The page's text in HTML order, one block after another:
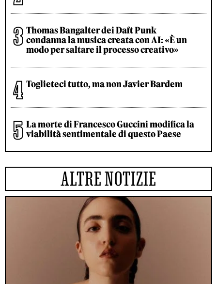
Thomas Bangalter dei Daft Punk
condanna la musica creata con AI: «È un
modo per saltare il processo creativo»
Toglieteci tutto, ma non Javier Bardem
La morte di Francesco Guccini modifica la
viabilità sentimentale di questo Paese
ALTRE NOTIZIE